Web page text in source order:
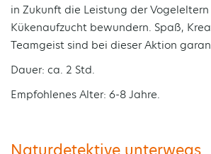
in Zukunft die Leistung der
Kükenaufzucht bewundern. Spaß,
Teamgeist sind bei dieser Aktion
Dauer: ca. 2 Std.
Empfohlenes Alter: 6-8 Jahre.